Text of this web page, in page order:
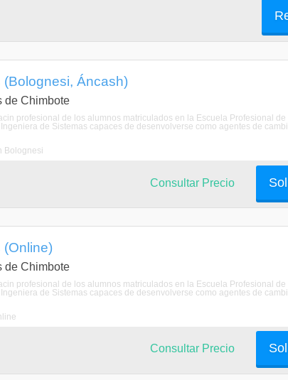
Áncash)
de Chimbote
profesional de los alumnos matriculados en la Escuela Profesional
de Sistemas capaces de desenvolverse como agentes de
Bolognesi
Consultar Precio
de Chimbote
profesional de los alumnos matriculados en la Escuela Profesional
de Sistemas capaces de desenvolverse como agentes de
Consultar Precio